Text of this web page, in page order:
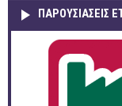
ΠΑΡΟΥΣΙΆΣΕΙΣ